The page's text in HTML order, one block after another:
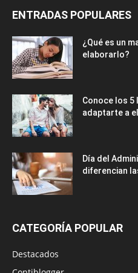
ENTRADAS POPULARES
¿Qué es un
elaborarlo?
Conoce los 5
adaptarte a
Día del
diferencian
CATEGORÍA POPULAR
Destacados